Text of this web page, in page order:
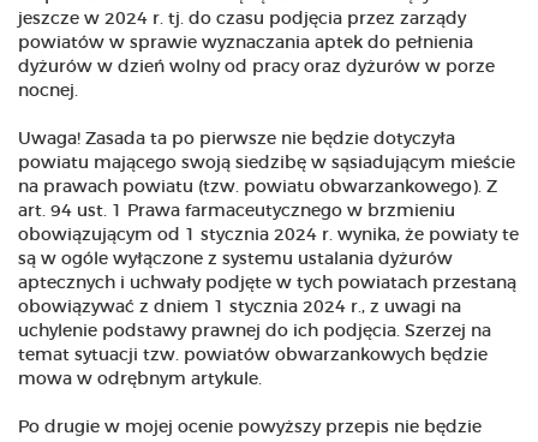
jeszcze w 2024 r. tj. do czasu podjęcia przez zarządy
powiatów w sprawie wyznaczania aptek do pełnienia
dyżurów w dzień wolny od pracy oraz dyżurów w porze
nocnej.
Uwaga! Zasada ta po pierwsze nie będzie dotyczyła
powiatu mającego swoją siedzibę w sąsiadującym mieście
na prawach powiatu (tzw. powiatu obwarzankowego). Z
art. 94 ust. 1 Prawa farmaceutycznego w brzmieniu
obowiązującym od 1 stycznia 2024 r. wynika, że powiaty te
są w ogóle wyłączone z systemu ustalania dyżurów
aptecznych i uchwały podjęte w tych powiatach przestaną
obowiązywać z dniem 1 stycznia 2024 r., z uwagi na
uchylenie podstawy prawnej do ich podjęcia. Szerzej na
temat sytuacji tzw. powiatów obwarzankowych będzie
mowa w odrębnym artykule.
Po drugie w mojej ocenie powyższy przepis nie będzie